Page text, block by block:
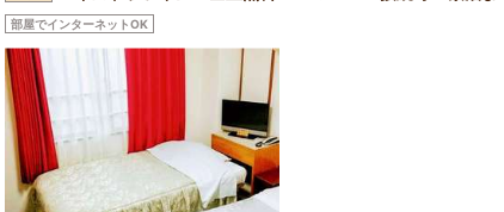
部屋でインターネットOK